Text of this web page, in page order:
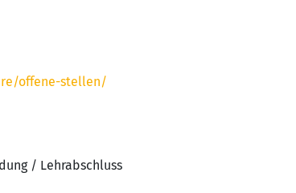
offene-stellen/
/ Lehrabschluss